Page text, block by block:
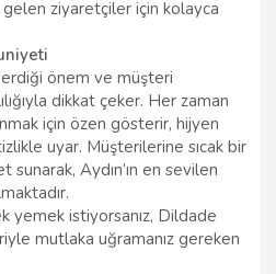
ziyaretçiler için kolayca
önem ve müşteri
dikkat çeker. Her zaman
için özen gösterir, hijyen
uyar. Müşterilerine sıcak bir
Aydın’ın en sevilen
yemek istiyorsanız, Dildade
mutlaka uğramanız gereken